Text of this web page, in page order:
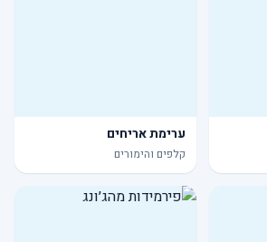
ערימת אריחים
קלפים והימורים